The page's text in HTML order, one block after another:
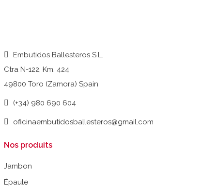
Embutidos Ballesteros S.L.
Ctra N-122, Km. 424
49800 Toro (Zamora) Spain
(+34) 980 690 604
oficinaembutidosballesteros@gmail.com
Nos produits
Jambon
Épaule